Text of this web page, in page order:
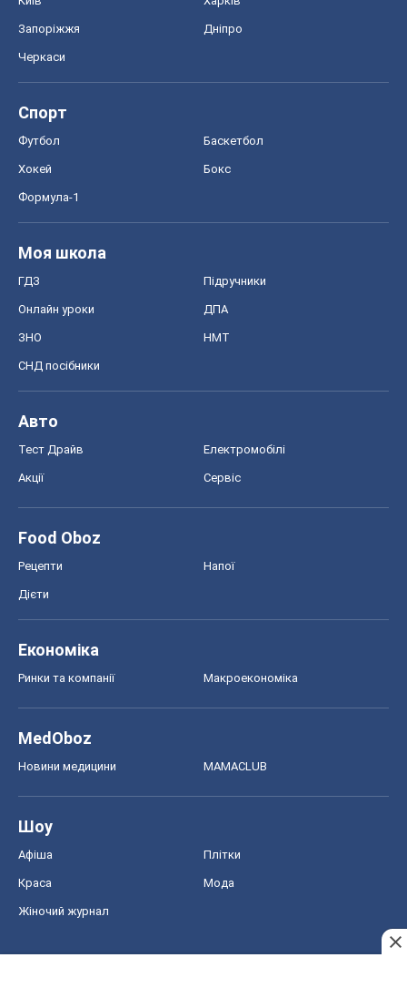
Запоріжжя Дніпро
Черкаси
Спорт
Футбол Баскетбол
Хокей Бокс
Формула-1
Моя школа
ГДЗ Підручники
Онлайн уроки ДПА
ЗНО НМТ
СНД посібники
Авто
Тест Драйв Електромобілі
Акції Сервіс
Food Oboz
Рецепти Напої
Дієти
Економіка
Ринки та компанії Макроекономіка
MedOboz
Новини медицини MAMACLUB
Шоу
Афіша Плітки
Краса Мода
Жіночий журнал